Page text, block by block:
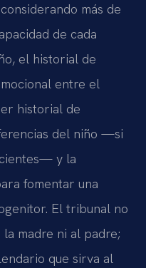
más de
de cada
el historial de
entre el
historial de
del niño —si
y la
fomentar una
El tribunal no
madre ni al padre;
que sirva al